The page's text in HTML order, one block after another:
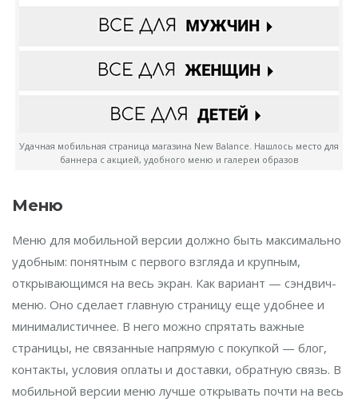
Удачная мобильная страница магазина New Balance. Нашлось место для
баннера с акцией, удобного меню и галереи образов
Меню
Меню для мобильной версии должно быть максимально
удобным: понятным с первого взгляда и крупным,
открывающимся на весь экран. Как вариант — сэндвич-
меню. Оно сделает главную страницу еще удобнее и
минималистичнее. В него можно спрятать важные
страницы, не связанные напрямую с покупкой — блог,
контакты, условия оплаты и доставки, обратную связь. В
мобильной версии меню лучше открывать почти на весь